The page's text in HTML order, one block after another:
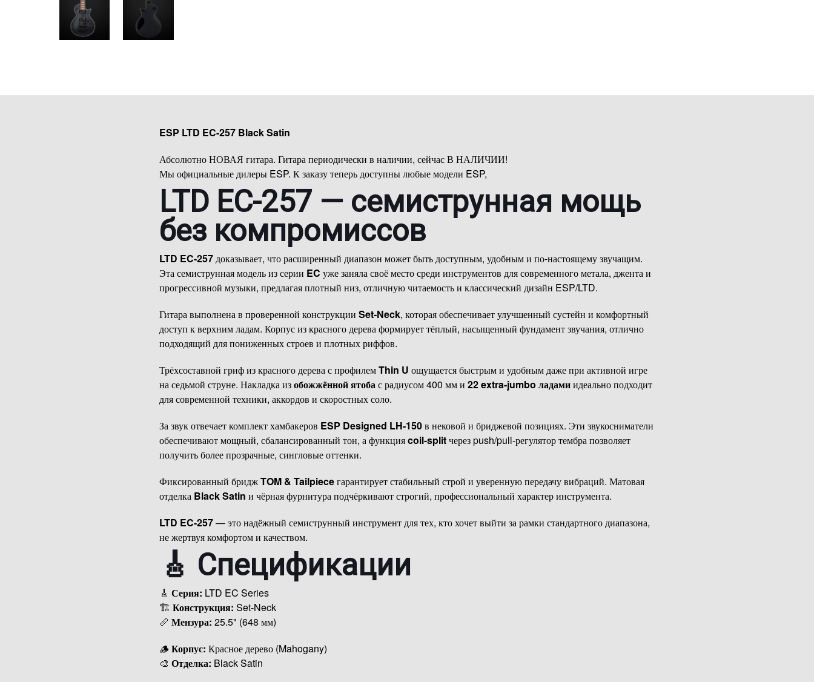
ESP LTD EC-257 Black Satin
Абсолютно НОВАЯ гитара. Гитара периодически в наличии, сейчас В НАЛИЧИИ!
Мы официальные дилеры ESP. К заказу теперь доступны любые модели ESP,
LTD EC-257 — семиструнная мощь
без компромиссов
LTD EC-257доказывает, что расширенный диапазон может быть доступным, удобным и по-настоящему звучащим.
Эта семиструнная модель из серии EC уже заняла своё место среди инструментов для современного метала, джента и
прогрессивной музыки, предлагая плотный низ, отличную читаемость и классический дизайн ESP/LTD.
Гитара выполнена в проверенной конструкции Set-Neck, которая обеспечивает улучшенный сустейн и комфортный
доступ к верхним ладам. Корпус из красного дерева формирует тёплый, насыщенный фундамент звучания, отлично
подходящий для пониженных строев и плотных риффов.
Трёхсоставной гриф из красного дерева с профилемThin U ощущается быстрым и удобным даже при активной игре
на седьмой струне. Накладка изобожжённой ятобас радиусом 400 мм и 22 extra-jumbo ладамиидеально подходит
для современной техники, аккордов и скоростных соло.
За звук отвечает комплект хамбакеров ESP Designed LH-150в нековой и бриджевой позициях. Эти звукосниматели
обеспечивают мощный, сбалансированный тон, а функцияcoil-splitчерез push/pull-регулятор тембра позволяет
получить более прозрачные, сингловые оттенки.
Фиксированный бриджTOM & Tailpieceгарантирует стабильный строй и уверенную передачу вибраций. Матовая
отделка Black Satin и чёрная фурнитура подчёркивают строгий, профессиональный характер инструмента.
LTD EC-257— это надёжный семиструнный инструмент для тех, кто хочет выйти за рамки стандартного диапазона,
не жертвуя комфортом и качеством.
🎸 Спецификации
🎸 Серия: LTD EC Series
🏗 Конструкция: Set-Neck
📏 Мензура: 25.5" (648 мм)
🪵Корпус: Красное дерево (Mahogany)
🎨 Отделка: Black Satin